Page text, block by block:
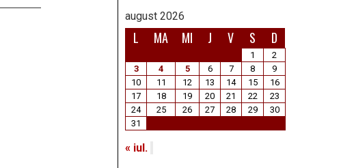
august 2026
L MA MI J V S D
1
2
3
4 5 6 7 8
9
10
11 12 13 14 15
16
17
18 19 20 21 22
23
24
25 26 27 28 29
30
31
« iul.